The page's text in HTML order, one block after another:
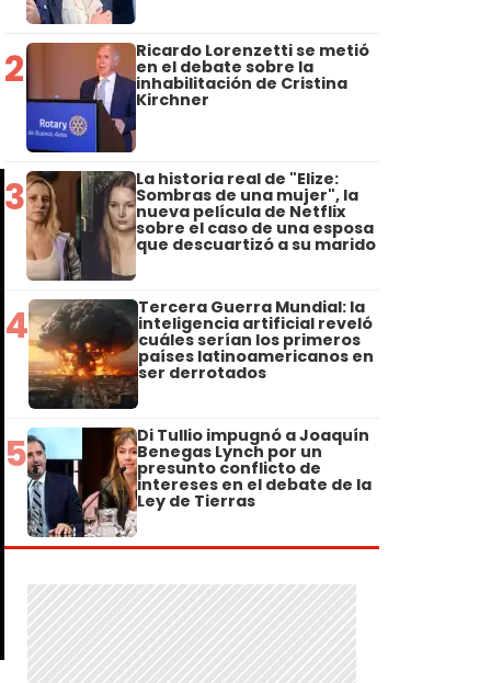
2 Ricardo Lorenzetti se metió
en el debate sobre la
inhabilitación de Cristina
Kirchner
3 La historia real de "Elize:
Sombras de una mujer", la
nueva película de Netflix
sobre el caso de una esposa
que descuartizó a su marido
4 Tercera Guerra Mundial: la
inteligencia artificial reveló
cuáles serían los primeros
países latinoamericanos en
ser derrotados
5 Di Tullio impugnó a Joaquín
Benegas Lynch por un
presunto conflicto de
intereses en el debate de la
Ley de Tierras